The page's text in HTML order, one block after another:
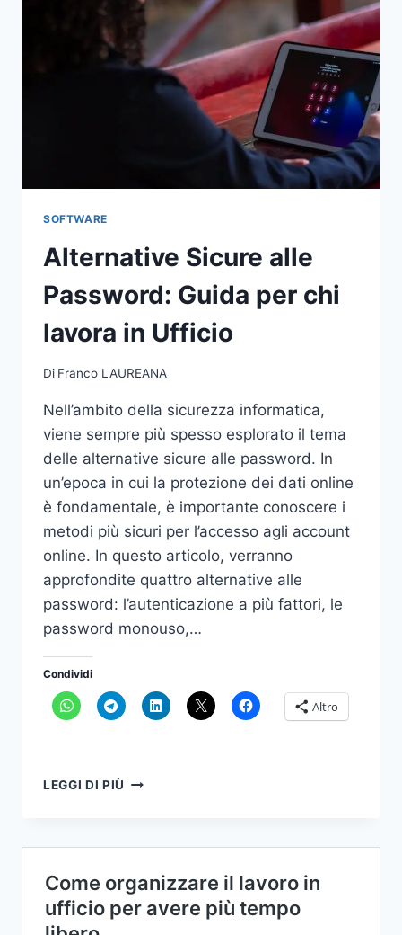
SOFTWARE
Alternative Sicure alle
Password: Guida per chi
lavora in Ufficio
Di Franco LAUREANA
Nell’ambito della sicurezza informatica,
viene sempre più spesso esplorato il tema
delle alternative sicure alle password. In
un’epoca in cui la protezione dei dati online
è fondamentale, è importante conoscere i
metodi più sicuri per l’accesso agli account
online. In questo articolo, verranno
approfondite quattro alternative alle
password: l’autenticazione a più fattori, le
password monouso,…
Condividi
Altro
LEGGI DI PIÙ ALTERNATIVE
CHI
LAVORA